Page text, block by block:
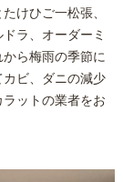
けひご一松張、
ラ、オーダーミ
ら梅雨の季節に
ビ、ダニの減少
ットの業者をお